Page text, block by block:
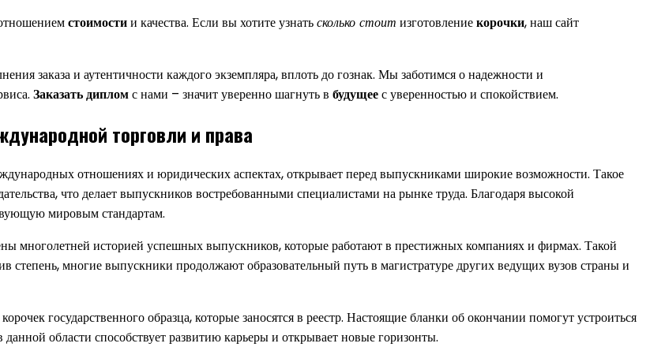
стоимостии качества. Если вы хотите узнатьсколько стоит изготовлениекорочки, наш сайт
заказа и аутентичности каждого экземпляра, вплоть до гознак. Мы заботимся о надежности и
Заказать дипломс нами – значит уверенно шагнуть в будущеес уверенностью и спокойствием.
торговли и права
отношениях и юридических аспектах, открывает перед выпускниками широкие возможности. Такое
что делает выпускников востребованными специалистами на рынке труда. Благодаря высокой
мировым стандартам.
многолетней историей успешных выпускников, которые работают в престижных компаниях и фирмах. Такой
степень, многие выпускники продолжают образовательный путь в магистратуре других ведущих вузов страны и
государственного образца, которые заносятся в реестр. Настоящие бланки об окончании помогут устроиться
области способствует развитию карьеры и открывает новые горизонты.